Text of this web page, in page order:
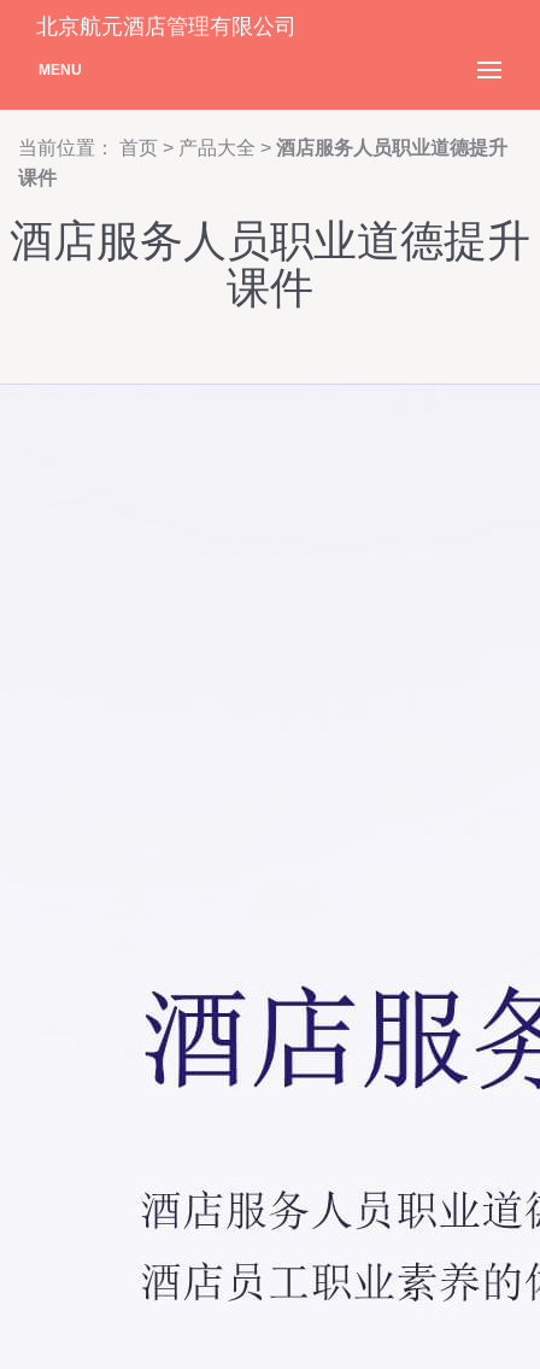
北京航元酒店管理有限公司
MENU
当前位置： 首页 > 产品大全 > 酒店服务人员职业道德提升
课件
酒店服务人员职业道德提升
课件